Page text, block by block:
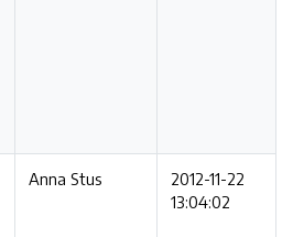
Anna Stus
2012-11-22
13:04:02